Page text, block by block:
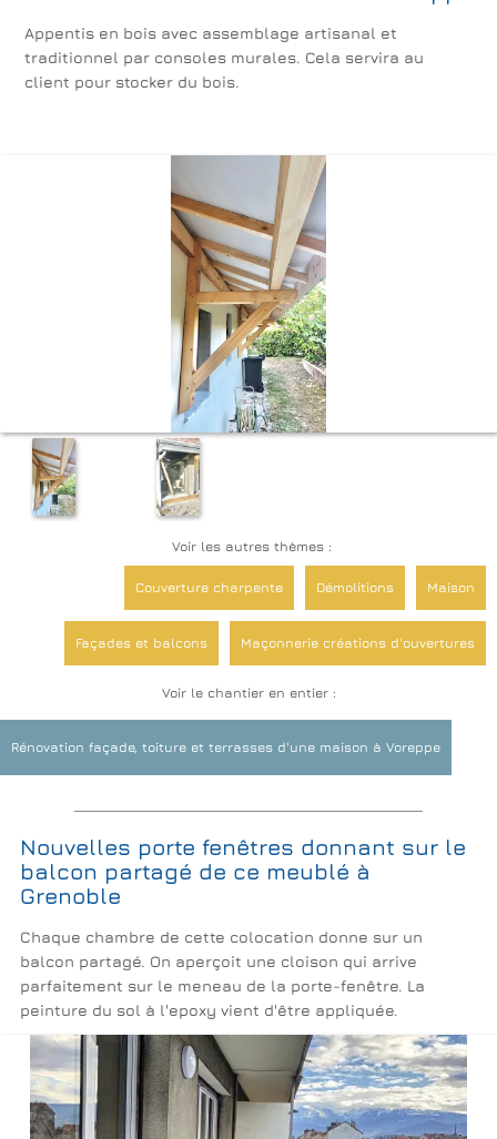
Voir le chantier en entier :
Rénovation façade, toiture et terrasses d'une maison à Voreppe
Voir les autres thèmes :
Maison
Démolitions
Couverture charpente
Maçonnerie créations d'ouvertures
Façades et balcons
Rénovations de sols
Décoration Revêtements Peinture
Extérieurs Terrasses Piscines
Appentis en bois avec assemblage artisanal et
traditionnel par consoles murales. Cela servira au
client pour stocker du bois.
Nouvelles porte fenêtres donnant sur le
balcon partagé de ce meublé à
Grenoble
Chaque chambre de cette colocation donne sur un
balcon partagé. On aperçoit une cloison qui arrive
parfaitement sur le meneau de la porte-fenêtre. La
peinture du sol à l'epoxy vient d'être appliquée.